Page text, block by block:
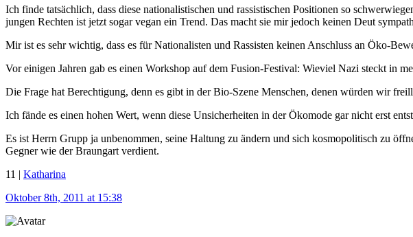
Ich finde tatsächlich, dass diese nationalistischen und rassistischen Positionen so
jungen Rechten ist jetzt sogar vegan ein Trend. Das macht sie mir jedoch keinen Deut
Mir ist es sehr wichtig, dass es für Nationalisten und Rassisten keinen Anschluss an Öko-
Vor einigen Jahren gab es einen Workshop auf dem Fusion-Festival: Wieviel Nazi steckt in
Die Frage hat Berechtigung, denn es gibt in der Bio-Szene Menschen, denen würden wir
Ich fände es einen hohen Wert, wenn diese Unsicherheiten in der Ökomode gar nicht erst
Es ist Herrn Grupp ja unbenommen, seine Haltung zu ändern und sich kosmopolitisch zu
Gegner wie der Braungart verdient.
11 | Katharina
Oktober 8th, 2011 at 15:38